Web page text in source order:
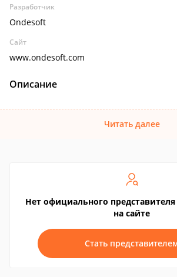
Разработчик
Ondesoft
Сайт
www.ondesoft.com
Описание
Читать далее
Нет официального
на сайте
Стать